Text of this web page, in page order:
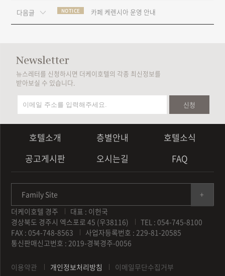
다음글 NOTICE 카페 케렌시아 운영 안내
뉴스레터를 신청하시면 더케이호텔의 각종 최신정보를
받아보실 수 있습니다.
신청
호텔소개 층별안내
호텔소식
공고게시판
오시는길 FAQ
Family Site
더케이호텔 경주
대표 : 이헌국
경상북도 경주시 엑스포로 45 (우38116)
TEL : 054-745-8100
FAX : 054-748-8563
사업자등록번호 : 229-81-20585
통신판매신고번호 : 2019-경북경주-0056
이용약관 개인정보처리방침
이메일무단수집거부